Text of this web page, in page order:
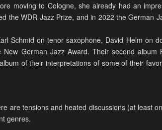
moving to Cologne, she already had an
the WDR Jazz Prize, and in 2022 the German
Schmid on tenor saxophone, David Helm on
German Jazz Award. Their second album
of their interpretations of some of their
are tensions and heated discussions (at least
genres.